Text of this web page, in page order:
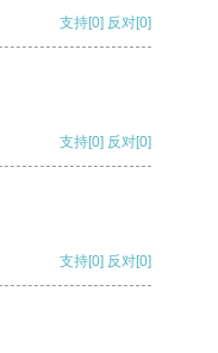
支持[0] 反对[0]
支持[0] 反对[0]
支持[0] 反对[0]